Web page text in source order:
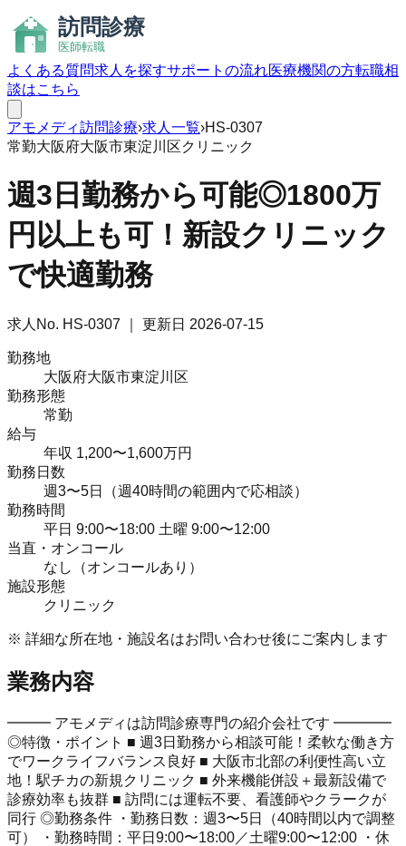
よくある質問求人を探すサポートの流れ医療機関の方転職相
談はこちら
アモメディ訪問診療›求人一覧›HS-0307
常勤大阪府大阪市東淀川区クリニック
週3日勤務から可能◎1800万
円以上も可！新設クリニック
で快適勤務
求人No. HS-0307 ｜ 更新日 2026-07-15
勤務地
大阪府大阪市東淀川区
勤務形態
常勤
給与
年収 1,200〜1,600万円
勤務日数
週3〜5日（週40時間の範囲内で応相談）
勤務時間
平日 9:00〜18:00 土曜 9:00〜12:00
当直・オンコール
なし（オンコールあり）
施設形態
クリニック
※ 詳細な所在地・施設名はお問い合わせ後にご案内します
業務内容
━━━ アモメディは訪問診療専門の紹介会社です ━━━━
◎特徴・ポイント ■ 週3日勤務から相談可能！柔軟な働き方
でワークライフバランス良好 ■ 大阪市北部の利便性高い立
地！駅チカの新規クリニック ■ 外来機能併設＋最新設備で
診療効率も抜群 ■ 訪問には運転不要、看護師やクラークが
同行 ◎勤務条件 ・勤務日数：週3〜5日（40時間以内で調整
可） ・勤務時間：平日9:00〜18:00／土曜9:00〜12:00 ・休